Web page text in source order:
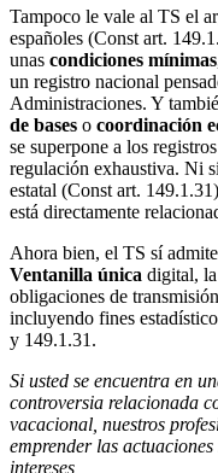
Tampoco le vale al TS el
españoles (Const art.
unas condiciones mínimas
un registro nacional
Administraciones. Y
de bases o coordinación
se superpone a los
regulación exhaustiva. Ni
estatal (Const art.
está directamente
Ahora bien, el TS sí
Ventanilla única digital,
obligaciones de
incluyendo fines
y 149.1.31.
Si usted se encuentra en
controversia relacionada
vacacional, nuestros
emprender las
intereses